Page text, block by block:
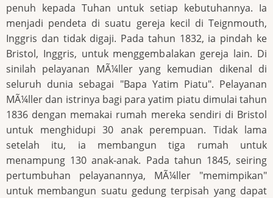
penuh kepada Tuhan untuk setiap kebutuhannya. Ia
menjadi pendeta di suatu gereja kecil di Teignmouth,
Inggris dan tidak digaji. Pada tahun 1832, ia pindah ke
Bristol, Inggris, untuk menggembalakan gereja lain. Di
sinilah pelayanan MÃ¼ller yang kemudian dikenal di
seluruh dunia sebagai "Bapa Yatim Piatu". Pelayanan
MÃ¼ller dan istrinya bagi para yatim piatu dimulai tahun
1836 dengan memakai rumah mereka sendiri di Bristol
untuk menghidupi 30 anak perempuan. Tidak lama
setelah itu, ia membangun tiga rumah untuk
menampung 130 anak-anak. Pada tahun 1845, seiring
pertumbuhan pelayanannya, MÃ¼ller "memimpikan"
untuk membangun suatu gedung terpisah yang dapat